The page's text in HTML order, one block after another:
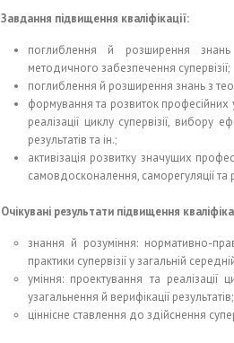
Завдання підвищення кваліфікації:
поглиблення й розширення
методичного забезпечення супервізії;
поглиблення й розширення знань з
формування та розвиток професійних
реалізації циклу супервізії, вибору
результатів та ін.;
активізація розвитку значущих
самовдосконалення, саморегуляції та
Очікувані результати підвищення
знання й розуміння: нормативно-
практики супервізії у загальній
уміння: проектування та реалізації
узагальнення й верифікації результатів;
ціннісне ставлення до здійснення